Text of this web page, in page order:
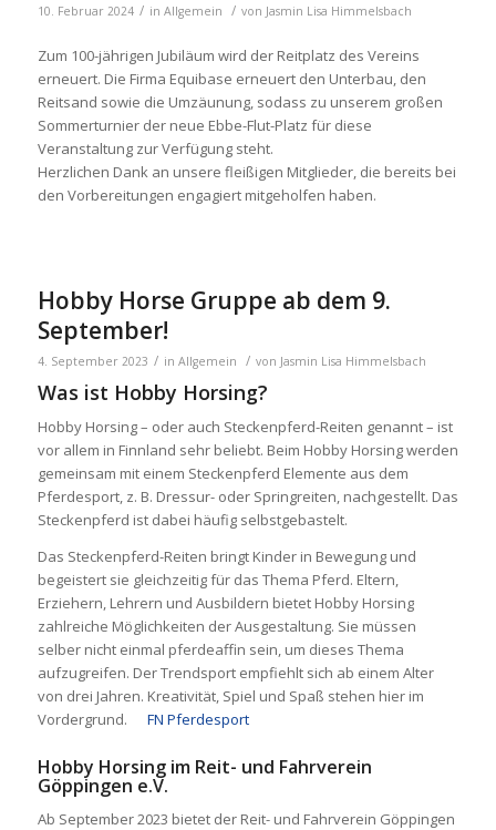
10. Februar 2024 / in Allgemein / von Jasmin Lisa Himmelsbach
Zum 100-jährigen Jubiläum wird der Reitplatz des Vereins
erneuert. Die Firma Equibase erneuert den Unterbau, den
Reitsand sowie die Umzäunung, sodass zu unserem großen
Sommerturnier der neue Ebbe-Flut-Platz für diese
Veranstaltung zur Verfügung steht.
Herzlichen Dank an unsere fleißigen Mitglieder, die bereits bei
den Vorbereitungen engagiert mitgeholfen haben.
Hobby Horse Gruppe ab dem 9.
September!
4. September 2023 / in Allgemein / von Jasmin Lisa Himmelsbach
Was ist Hobby Horsing?
Hobby Horsing – oder auch Steckenpferd-Reiten genannt – ist
vor allem in Finnland sehr beliebt. Beim Hobby Horsing werden
gemeinsam mit einem Steckenpferd Elemente aus dem
Pferdesport, z. B. Dressur- oder Springreiten, nachgestellt. Das
Steckenpferd ist dabei häufig selbstgebastelt.
Das Steckenpferd-Reiten bringt Kinder in Bewegung und
begeistert sie gleichzeitig für das Thema Pferd. Eltern,
Erziehern, Lehrern und Ausbildern bietet Hobby Horsing
zahlreiche Möglichkeiten der Ausgestaltung. Sie müssen
selber nicht einmal pferdeaffin sein, um dieses Thema
aufzugreifen. Der Trendsport empfiehlt sich ab einem Alter
von drei Jahren. Kreativität, Spiel und Spaß stehen hier im
Vordergrund. FN Pferdesport
Hobby Horsing im Reit- und Fahrverein
Göppingen e.V.
Ab September 2023 bietet der Reit- und Fahrverein Göppingen